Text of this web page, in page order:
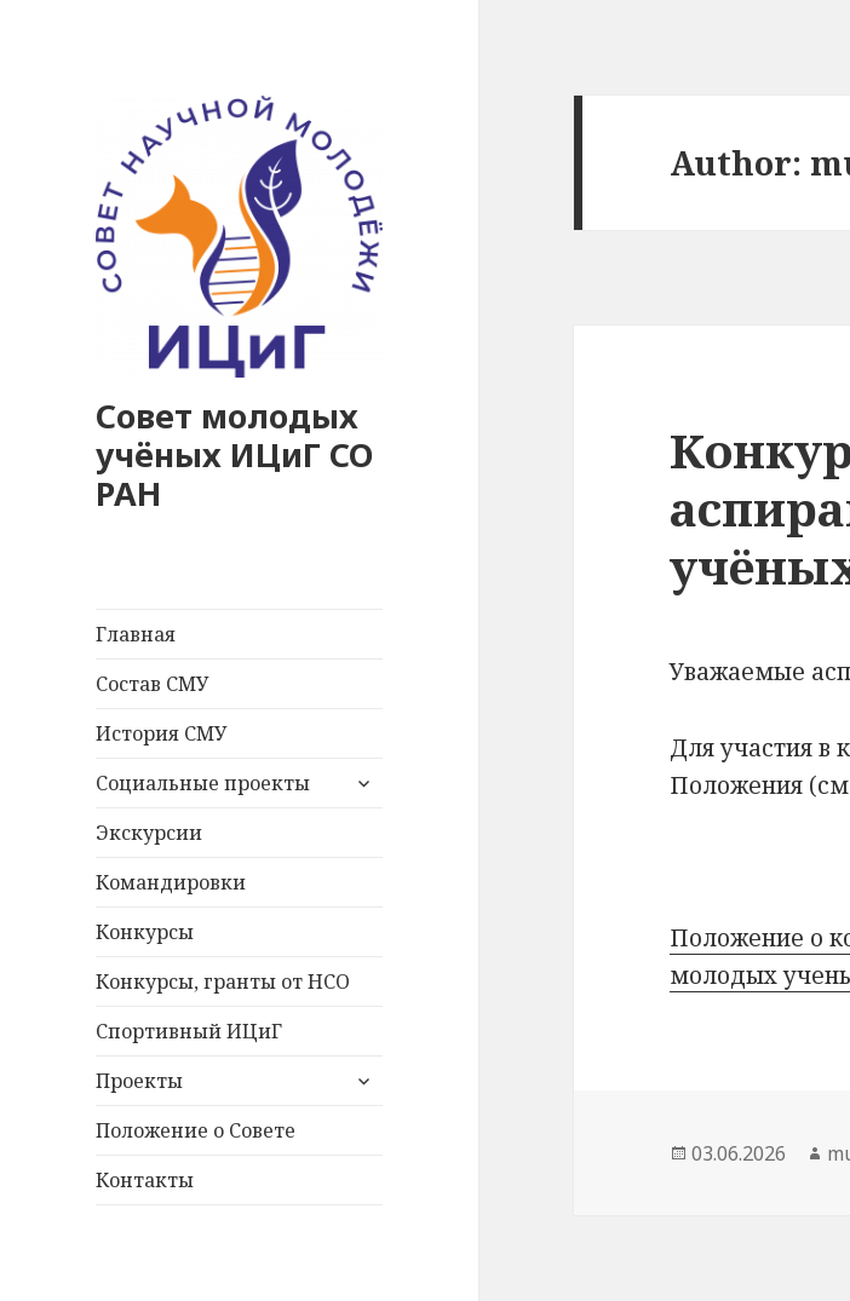
Совет молодых
учёных ИЦиГ СО
РАН
Главная
Состав СМУ
История СМУ
Социальные проекты
раскрыть
Экскурсии
Командировки
Конкурсы
Конкурсы, гранты от НСО
Спортивный ИЦиГ
Проекты
раскрыть
Положение о Совете
Контакты
Author:
Уважаемые
Для участия в
Положения
Положение о
молодых
Опубликовано
03.06.2026